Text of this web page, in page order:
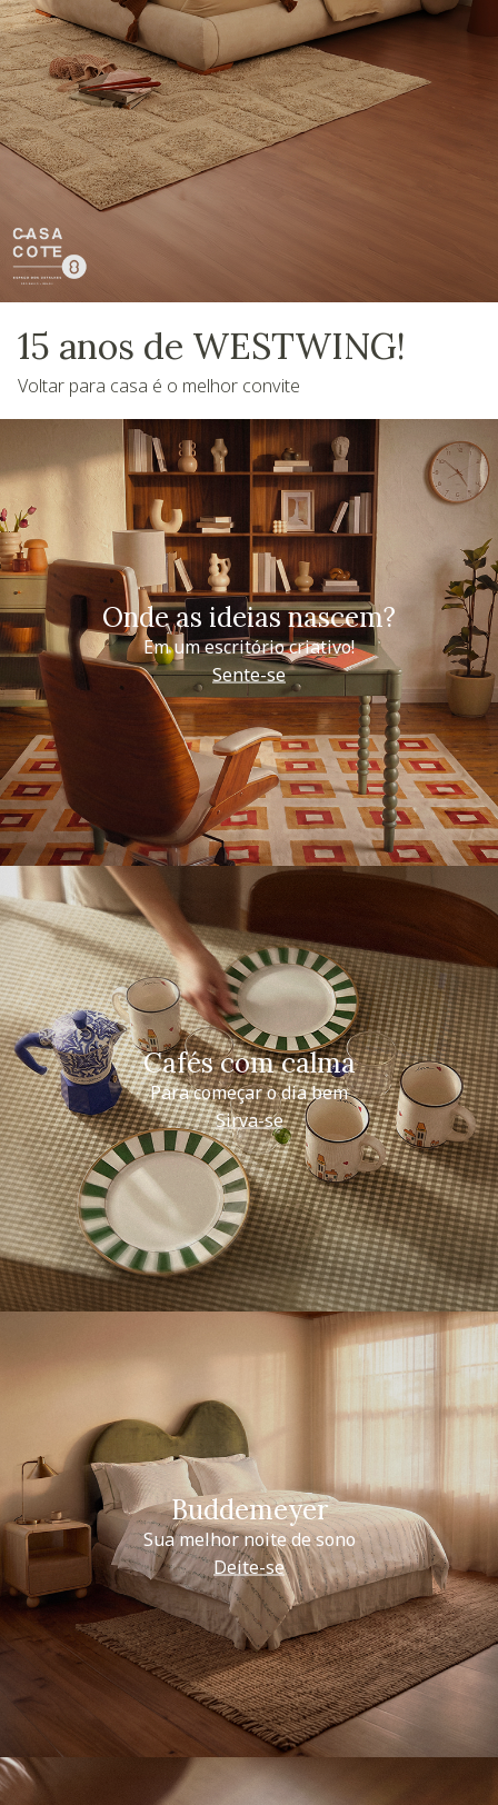
15 anos de WESTWING!
Voltar para casa é o melhor convite
Onde as ideias nascem?
Em um escritório criativo!
Sente-se
Cafés com calma
Para começar o dia bem
Sirva-se
Buddemeyer
Sua melhor noite de sono
Deite-se